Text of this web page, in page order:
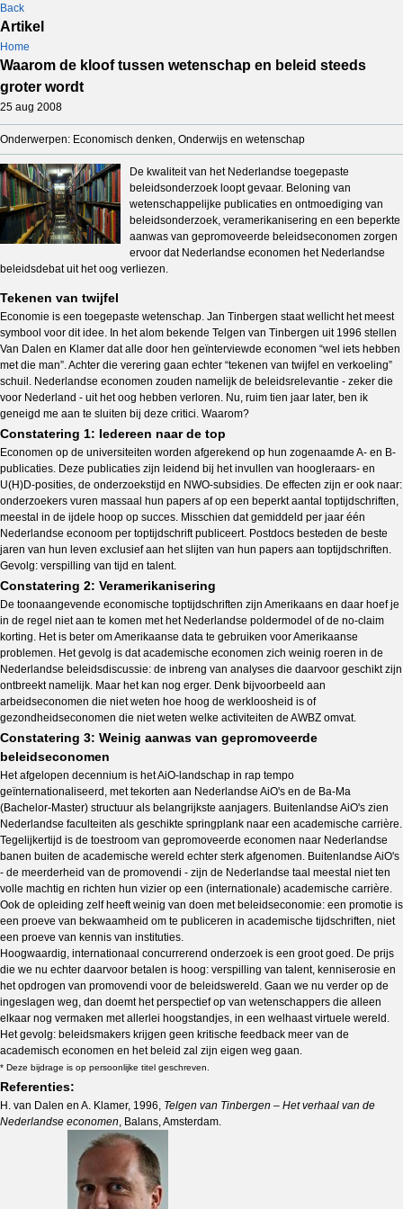
Back
Artikel
Home
Waarom de kloof tussen wetenschap en beleid steeds
groter wordt
25 aug 2008
Onderwerpen: Economisch denken, Onderwijs en wetenschap
De kwaliteit van het Nederlandse toegepaste
beleidsonderzoek loopt gevaar. Beloning van
wetenschappelijke publicaties en ontmoediging van
beleidsonderzoek, veramerikanisering en een beperkte
aanwas van gepromoveerde beleidseconomen zorgen
ervoor dat Nederlandse economen het Nederlandse
beleidsdebat uit het oog verliezen.
Tekenen van twijfel
Economie is een toegepaste wetenschap. Jan Tinbergen staat wellicht het meest
symbool voor dit idee. In het alom bekende Telgen van Tinbergen uit 1996 stellen
Van Dalen en Klamer dat alle door hen geïnterviewde economen “wel iets hebben
met die man”. Achter die verering gaan echter “tekenen van twijfel en verkoeling”
schuil. Nederlandse economen zouden namelijk de beleidsrelevantie - zeker die
voor Nederland - uit het oog hebben verloren. Nu, ruim tien jaar later, ben ik
geneigd me aan te sluiten bij deze critici. Waarom?
Constatering 1: Iedereen naar de top
Economen op de universiteiten worden afgerekend op hun zogenaamde A- en B-
publicaties. Deze publicaties zijn leidend bij het invullen van hoogleraars- en
U(H)D-posities, de onderzoekstijd en NWO-subsidies. De effecten zijn er ook naar:
onderzoekers vuren massaal hun papers af op een beperkt aantal toptijdschriften,
meestal in de ijdele hoop op succes. Misschien dat gemiddeld per jaar één
Nederlandse econoom per toptijdschrift publiceert. Postdocs besteden de beste
jaren van hun leven exclusief aan het slijten van hun papers aan toptijdschriften.
Gevolg: verspilling van tijd en talent.
Constatering 2: Veramerikanisering
De toonaangevende economische toptijdschriften zijn Amerikaans en daar hoef je
in de regel niet aan te komen met het Nederlandse poldermodel of de no-claim
korting. Het is beter om Amerikaanse data te gebruiken voor Amerikaanse
problemen. Het gevolg is dat academische economen zich weinig roeren in de
Nederlandse beleidsdiscussie: de inbreng van analyses die daarvoor geschikt zijn
ontbreekt namelijk. Maar het kan nog erger. Denk bijvoorbeeld aan
arbeidseconomen die niet weten hoe hoog de werkloosheid is of
gezondheidseconomen die niet weten welke activiteiten de AWBZ omvat.
Constatering 3: Weinig aanwas van gepromoveerde
beleidseconomen
Het afgelopen decennium is het AiO-landschap in rap tempo
geïnternationaliseerd, met tekorten aan Nederlandse AiO's en de Ba-Ma
(Bachelor-Master) structuur als belangrijkste aanjagers. Buitenlandse AiO's zien
Nederlandse faculteiten als geschikte springplank naar een academische carrière.
Tegelijkertijd is de toestroom van gepromoveerde economen naar Nederlandse
banen buiten de academische wereld echter sterk afgenomen. Buitenlandse AiO's
- de meerderheid van de promovendi - zijn de Nederlandse taal meestal niet ten
volle machtig en richten hun vizier op een (internationale) academische carrière.
Ook de opleiding zelf heeft weinig van doen met beleidseconomie: een promotie is
een proeve van bekwaamheid om te publiceren in academische tijdschriften, niet
een proeve van kennis van instituties.
Hoogwaardig, internationaal concurrerend onderzoek is een groot goed. De prijs
die we nu echter daarvoor betalen is hoog: verspilling van talent, kenniserosie en
het opdrogen van promovendi voor de beleidswereld. Gaan we nu verder op de
ingeslagen weg, dan doemt het perspectief op van wetenschappers die alleen
elkaar nog vermaken met allerlei hoogstandjes, in een welhaast virtuele wereld.
Het gevolg: beleidsmakers krijgen geen kritische feedback meer van de
academisch economen en het beleid zal zijn eigen weg gaan.
* Deze bijdrage is op persoonlijke titel geschreven.
Referenties:
H. van Dalen en A. Klamer, 1996, Telgen van Tinbergen – Het verhaal van de
Nederlandse economen, Balans, Amsterdam.